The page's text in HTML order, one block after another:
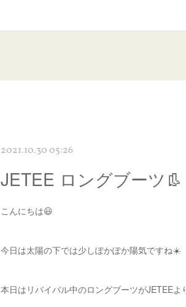
2021.10.30 05:26
JETEE ロングブーツ👢
こんにちは😃
今日は太陽の下では少しぽかぽか陽気ですね☀️
本日はリバイバル中のロングブーツがJETEE